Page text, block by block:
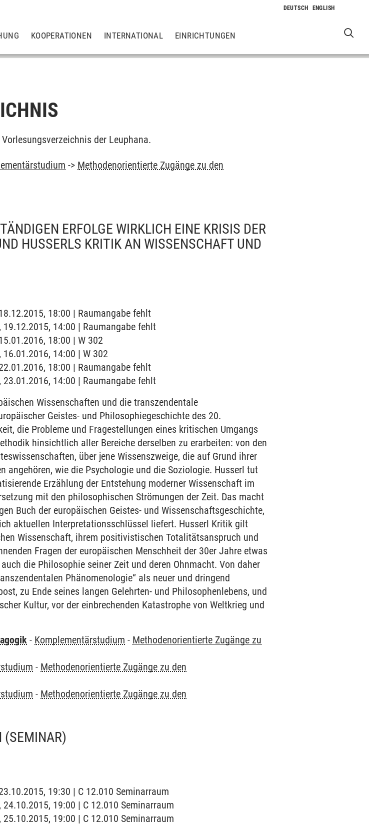
KOOPERATIONEN INTERNATIONAL EINRICHTUNGEN
der Leuphana.
-> Methodenorientierte Zugänge zu den
ERFOLGE WIRKLICH EINE KRISIS DER
HUSSERLS KRITIK AN WISSENSCHAFT UND
18:00 | Raumangabe fehlt
14:00 | Raumangabe fehlt
18:00 | W 302
14:00 | W 302
18:00 | Raumangabe fehlt
14:00 | Raumangabe fehlt
Wissenschaften und die transzendentale
Geistes- und Philosophiegeschichte des 20.
die Probleme und Fragestellungen eines kritischen Umgangs
hinsichtlich aller Bereiche derselben zu erarbeiten: von den
über jene Wissenszweige, die auf Grund ihrer
angehören, wie die Psychologie und die Soziologie. Husserl tut
Erzählung der Entstehung moderner Wissenschaft im
mit den philosophischen Strömungen der Zeit. Das macht
Buch der europäischen Geistes- und Wissenschaftsgeschichte,
aktuellen Interpretationsschlüssel liefert. Husserl Kritik gilt
Wissenschaft, ihrem positivistischen Totalitätsanspruch und
Fragen der europäischen Menschheit der 30er Jahre etwas
die Philosophie seiner Zeit und deren Ohnmacht. Von daher
Phänomenologie“ als neuer und dringend
zu Ende seines langen Gelehrten- und Philosophenlebens, und
Kultur, vor der einbrechenden Katastrophe von Weltkrieg und
- Komplementärstudium - Methodenorientierte Zugänge zu
- Methodenorientierte Zugänge zu den
- Methodenorientierte Zugänge zu den
(SEMINAR)
19:30 | C 12.010 Seminarraum
19:00 | C 12.010 Seminarraum
19:00 | C 12.010 Seminarraum